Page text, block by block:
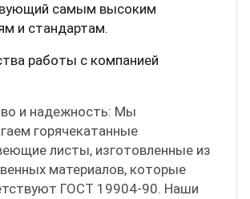
самым высоким
и стандартам.
работы с компанией
и надежность: Мы
горячекатанные
листы, изготовленные из
материалов, которые
ГОСТ 19904-90. Наши